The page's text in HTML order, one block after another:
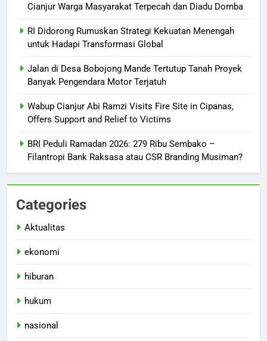
Cianjur Warga Masyarakat Terpecah dan Diadu Domba
RI Didorong Rumuskan Strategi Kekuatan Menengah
untuk Hadapi Transformasi Global
Jalan di Desa Bobojong Mande Tertutup Tanah Proyek
Banyak Pengendara Motor Terjatuh
Wabup Cianjur Abi Ramzi Visits Fire Site in Cipanas,
Offers Support and Relief to Victims
BRI Peduli Ramadan 2026: 279 Ribu Sembako –
Filantropi Bank Raksasa atau CSR Branding Musiman?
Categories
Aktualitas
ekonomi
hiburan
hukum
nasional